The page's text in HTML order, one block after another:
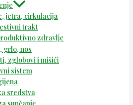
jetra, cirkulacija
trakt
zdravlje
grlo, nos
zglobovi i mišići
sistem
sredstva